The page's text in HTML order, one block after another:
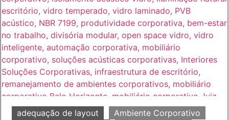
adequação de layout
Ambiente Corporativo